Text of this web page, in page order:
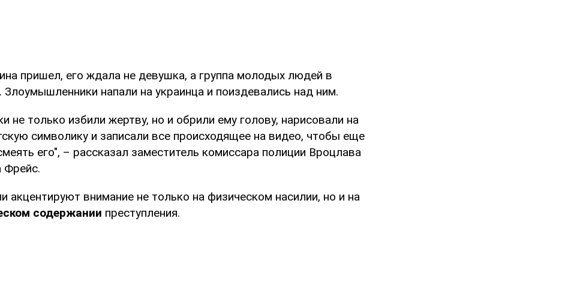
пришел, его ждала не девушка, а группа молодых людей в
Злоумышленники напали на украинца и поиздевались над ним.
не только избили жертву, но и обрили ему голову, нарисовали на
символику и записали все происходящее на видео, чтобы еще
его", – рассказал заместитель комиссара полиции Вроцлава
Фрейс.
акцентируют внимание не только на физическом насилии, но и на
содержании преступления.